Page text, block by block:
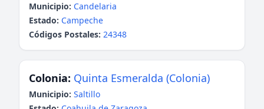
Municipio: Candelaria
Estado: Campeche
Códigos Postales: 24348
Colonia: Quinta Esmeralda (Colonia)
Municipio: Saltillo